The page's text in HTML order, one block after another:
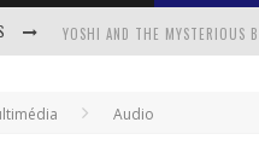
YOSHI AND THE MYSTERIOUS
Audio